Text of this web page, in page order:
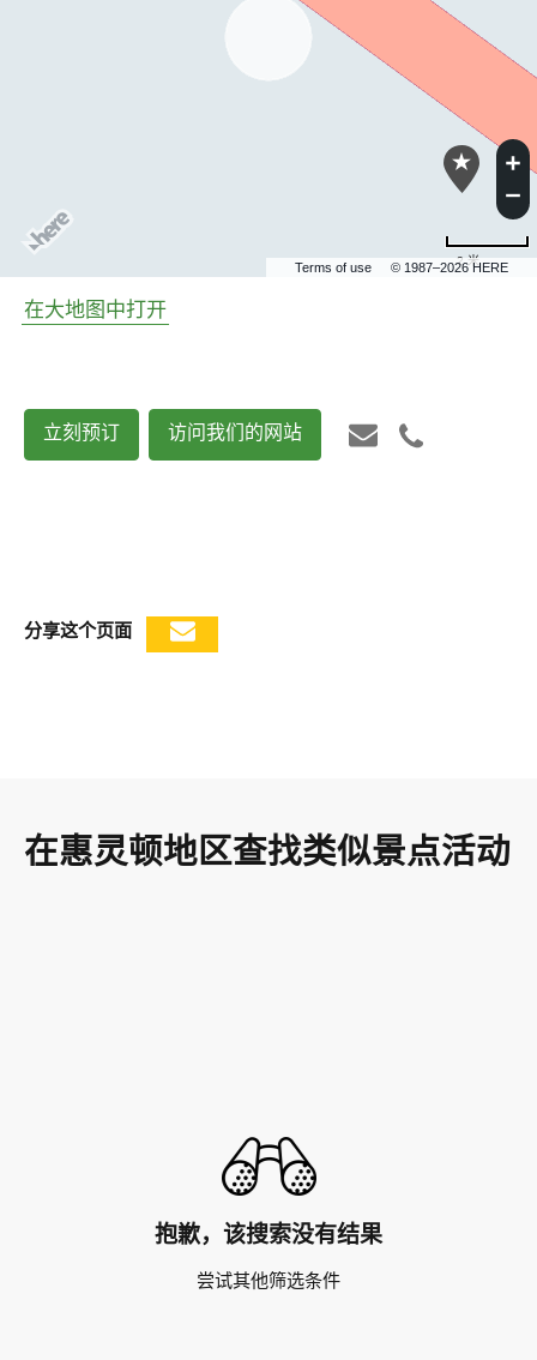
Terms of use © 1987–2026 HERE
2 米
在大地图中打开
立刻预订 访问我们的网站
分享这个页面
在惠灵顿地区查找类似景点活动
抱歉，该搜索没有结果
尝试其他筛选条件